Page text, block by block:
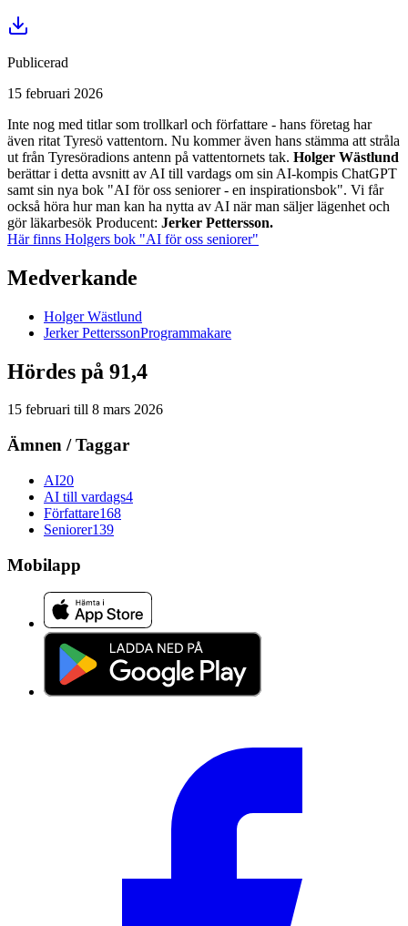
Publicerad
15 februari 2026
Inte nog med titlar som trollkarl och författare - hans företag har
även ritat Tyresö vattentorn. Nu kommer även hans stämma att stråla
ut från Tyresöradions antenn på vattentornets tak. Holger Wästlund
berättar i detta avsnitt av AI till vardags om sin AI-kompis ChatGPT
samt sin nya bok "AI för oss seniorer - en inspirationsbok". Vi får
också höra hur man kan ha nytta av AI när man säljer lägenhet och
gör läkarbesök Producent: Jerker Pettersson.
Här finns Holgers bok "AI för oss seniorer"
Medverkande
Holger Wästlund
Jerker PetterssonProgrammakare
Hördes på 91,4
15 februari till 8 mars 2026
Ämnen / Taggar
AI20
AI till vardags4
Författare168
Seniorer139
Mobilapp